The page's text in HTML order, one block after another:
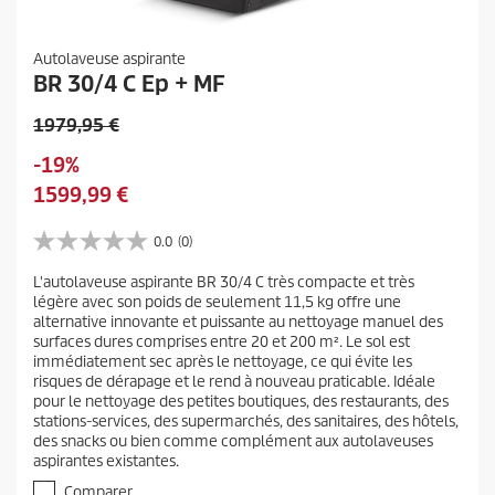
Autolaveuse aspirante
BR 30/4 C Ep + MF
P
i
x
e
'
a
n
c
i
e
n
p
r
1979,95 €
É
c
n
m
i
e
-19%
P
i
a
c
t
u
e
l
d
u
p
1599,99 €
0.0 (0)
0
0
s
u
r
5
é
t
o
i
l
L'autolaveuse aspirante BR 30/4 C très compacte et très
légère avec son poids de seulement 11,5 kg offre une
alternative innovante et puissante au nettoyage manuel des
surfaces dures comprises entre 20 et 200 m². Le sol est
immédiatement sec après le nettoyage, ce qui évite les
risques de dérapage et le rend à nouveau praticable. Idéale
pour le nettoyage des petites boutiques, des restaurants, des
stations-services, des supermarchés, des sanitaires, des hôtels,
des snacks ou bien comme complément aux autolaveuses
aspirantes existantes.